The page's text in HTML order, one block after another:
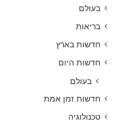
בעולם
בריאות
חדשות בארץ
חדשות היום
בעולם
חדשות זמן אמת
טכנולוגיה